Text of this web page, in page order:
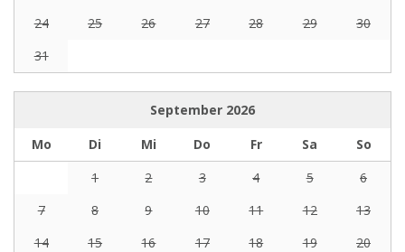
24
25 26 27 28 29
30
31
September 2026
Mo
Di Mi Do Fr Sa
So
1
2 3 4 5
6
7
8 9 10 11 12
13
14
15 16 17 18 19
20